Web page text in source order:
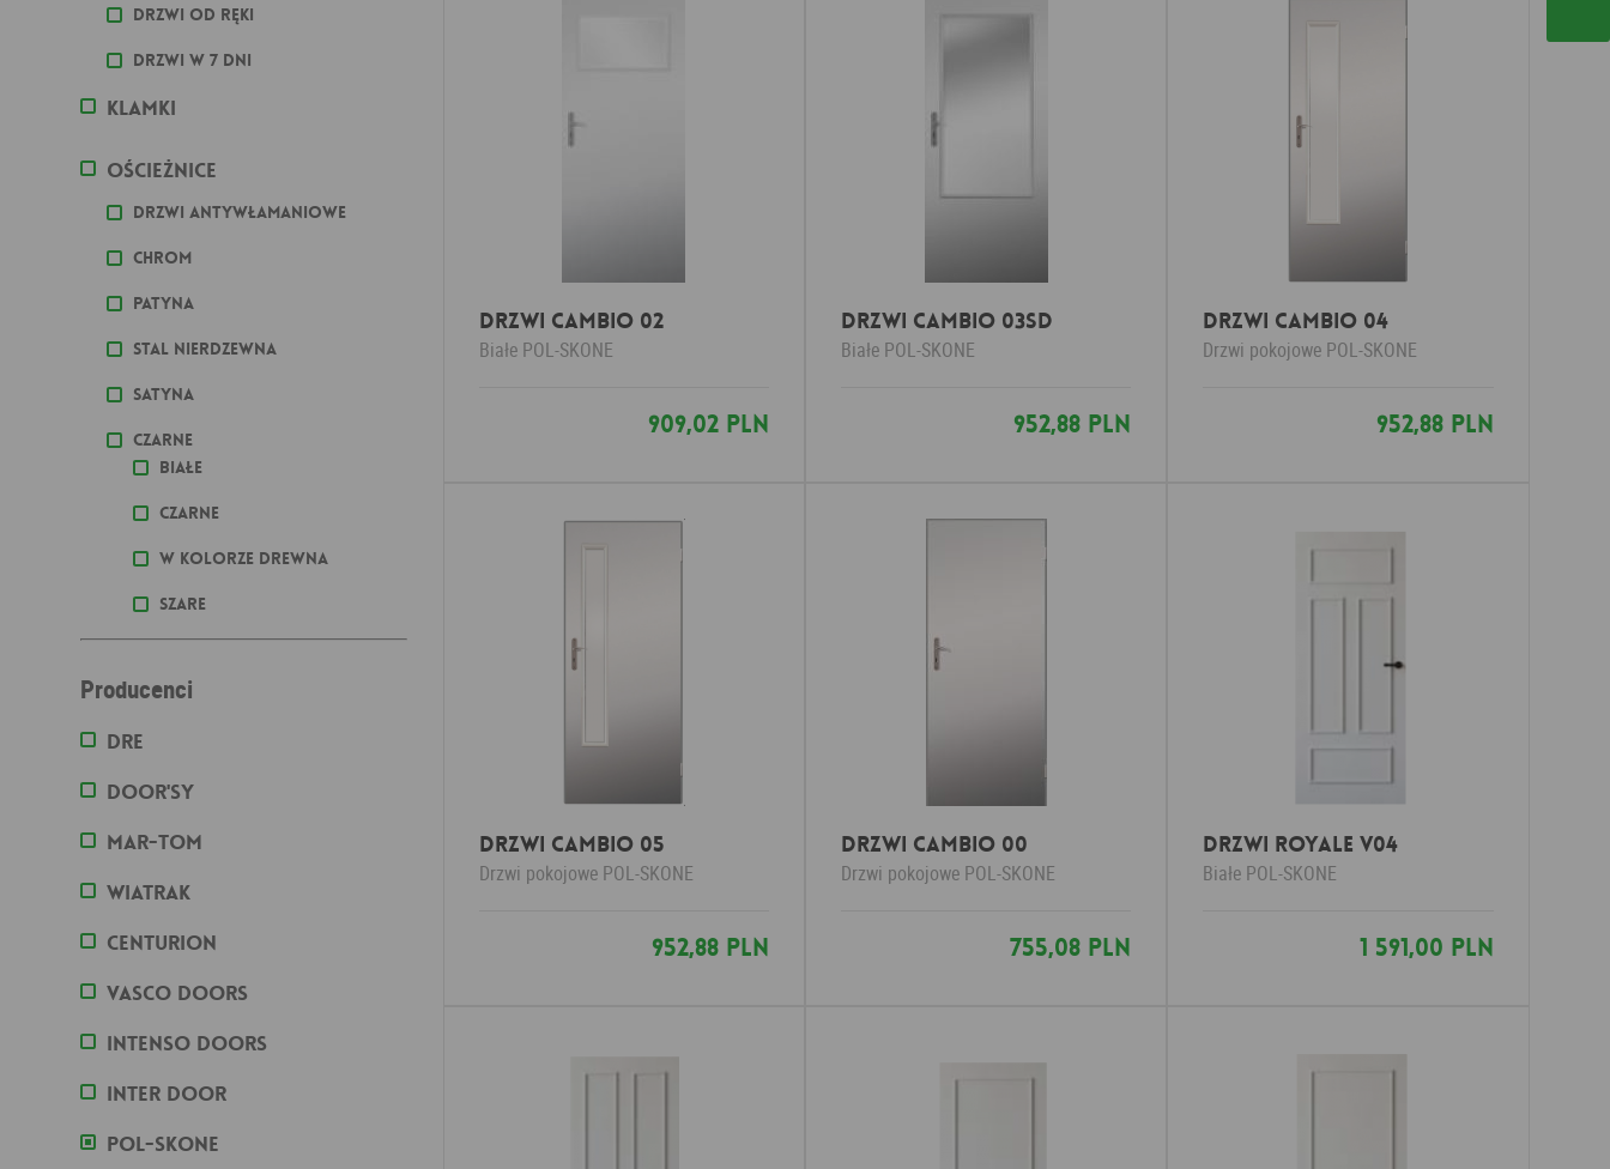
Drzwi od ręki
Drzwi w 7 dni
Klamki
Ościeżnice
Drzwi antywłamaniowe
Chrom
Patyna
stal nierdzewna
Satyna
Czarne
Białe
Czarne
W kolorze drewna
Szare
Producenci
DRE
DOOR'SY
MAR-TOM
Wiatrak
Centurion
Vasco doors
Intenso doors
Inter door
POL-SKONE
DRZWI CAMBIO 02
Białe POL-SKONE
909,02 PLN
DRZWI CAMBIO 03SD
Białe POL-SKONE
952,88 PLN
DRZWI CAMBIO 04
Drzwi pokojowe POL-SKONE
952,88 PLN
DRZWI CAMBIO 05
Drzwi pokojowe POL-SKONE
952,88 PLN
DRZWI CAMBIO 00
Drzwi pokojowe POL-SKONE
755,08 PLN
Drzwi ROYALE V04
Białe POL-SKONE
1 591,00 PLN